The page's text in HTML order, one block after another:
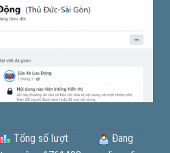
Tổng số lượt
Đang